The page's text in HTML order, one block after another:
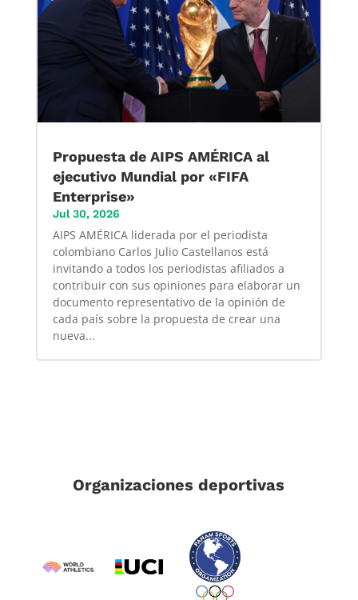
Propuesta de AIPS AMÉRICA al
ejecutivo Mundial por «FIFA
Enterprise»
Jul 30, 2026
AIPS AMÉRICA liderada por el periodista
colombiano Carlos Julio Castellanos está
invitando a todos los periodistas afiliados a
contribuir con sus opiniones para elaborar un
documento representativo de la opinión de
cada país sobre la propuesta de crear una
nueva...
Organizaciones deportivas